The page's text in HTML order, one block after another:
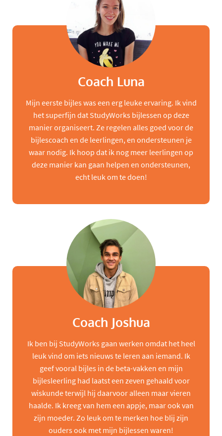
Coach Luna
Mijn eerste bijles was een erg leuke ervaring. Ik vind
het superfijn dat StudyWorks bijlessen op deze
manier organiseert. Ze regelen alles goed voor de
bijlescoach en de leerlingen, en ondersteunen je
waar nodig. Ik hoop dat ik nog meer leerlingen op
deze manier kan gaan helpen en ondersteunen,
echt leuk om te doen!
Coach Joshua
Ik ben bij StudyWorks gaan werken omdat het heel
leuk vind om iets nieuws te leren aan iemand. Ik
geef vooral bijles in de beta-vakken en mijn
bijlesleerling had laatst een zeven gehaald voor
wiskunde terwijl hij daarvoor alleen maar vieren
haalde. Ik kreeg van hem een appje, maar ook van
zijn moeder. Zo leuk om te merken hoe blij zijn
ouders ook met mijn bijlessen waren!